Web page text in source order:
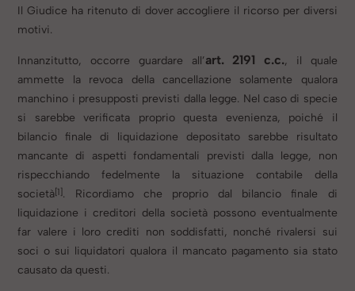
Il Giudice ha ritenuto di dover accogliere il ricorso per diversi
motivi.
Innanzitutto, occorre guardare all’art. 2191 c.c., il quale
ammette la revoca della cancellazione solamente qualora
manchino i presupposti previsti dalla legge. Nel caso di specie
si sarebbe verificata proprio questa evenienza, poiché il
bilancio finale di liquidazione depositato sarebbe risultato
mancante di aspetti fondamentali previsti dalla legge, non
rispecchiando fedelmente la situazione contabile della
società[1] . Ricordiamo che proprio dal bilancio finale di
liquidazione i creditori della società possono eventualmente
far valere i loro crediti non soddisfatti, nonché rivalersi sui
soci o sui liquidatori qualora il mancato pagamento sia stato
causato da questi.